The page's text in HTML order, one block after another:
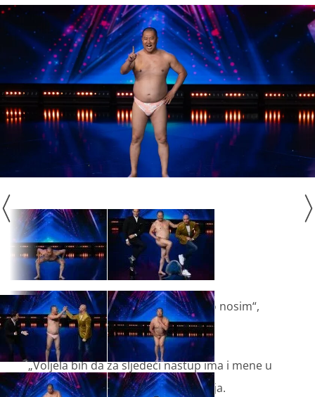
„Meni je ovo bilo top, top, top i ja to nosim“,
izjavio je Davor.
„Voljela bih da za sljedeći nastup ima i mene u
nastupu“, uzbuđeno je poručila Maja.